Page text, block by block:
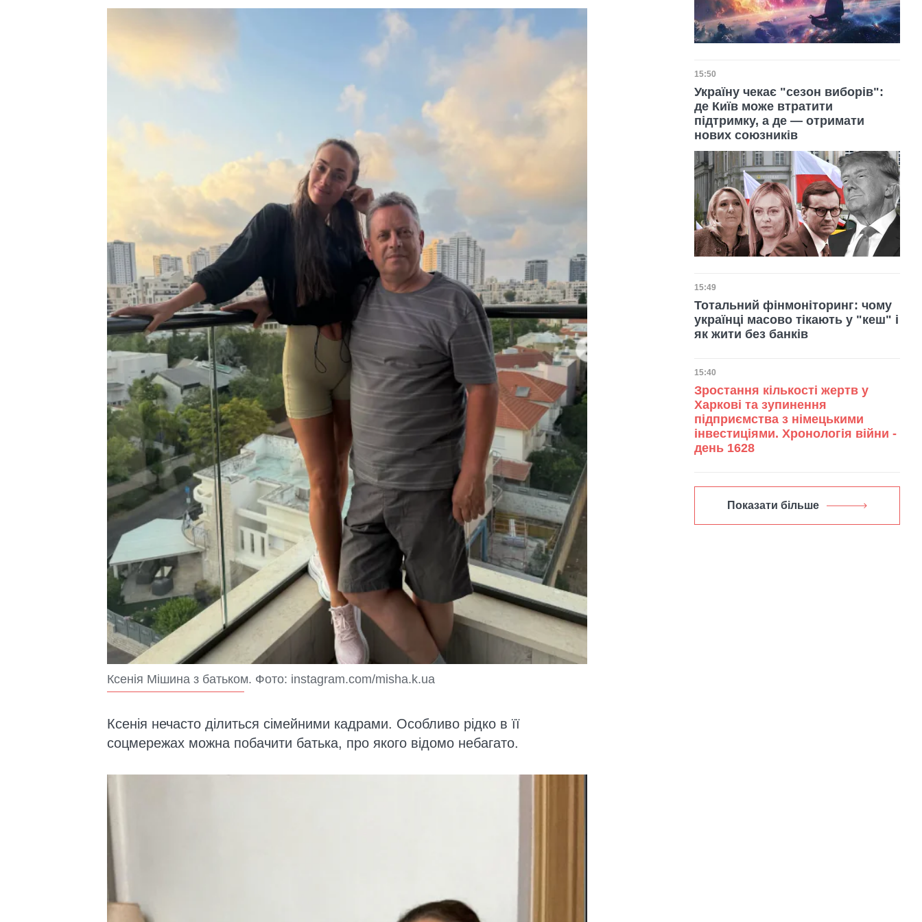
Ксенія Мішина з батьком. Фото: instagram.com/misha.k.ua
Ксенія нечасто ділиться сімейними кадрами. Особливо рідко в її
соцмережах можна побачити батька, про якого відомо небагато.
Дата публікації
15:50
Україну чекає "сезон виборів":
де Київ може втратити
підтримку, а де — отримати
нових союзників
Дата публікації
15:49
Тотальний фінмоніторинг: чому
українці масово тікають у "кеш" і
як жити без банків
Дата публікації
15:40
Зростання кількості жертв у
Харкові та зупинення
підприємства з німецькими
інвестиціями. Хронологія війни -
день 1628
Показати більше